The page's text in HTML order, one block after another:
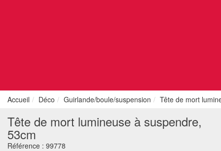
Accueil Déco Guirlande/boule/suspension Tête de mort
Tête de mort lumineuse à suspendre,
53cm
Référence : 99778